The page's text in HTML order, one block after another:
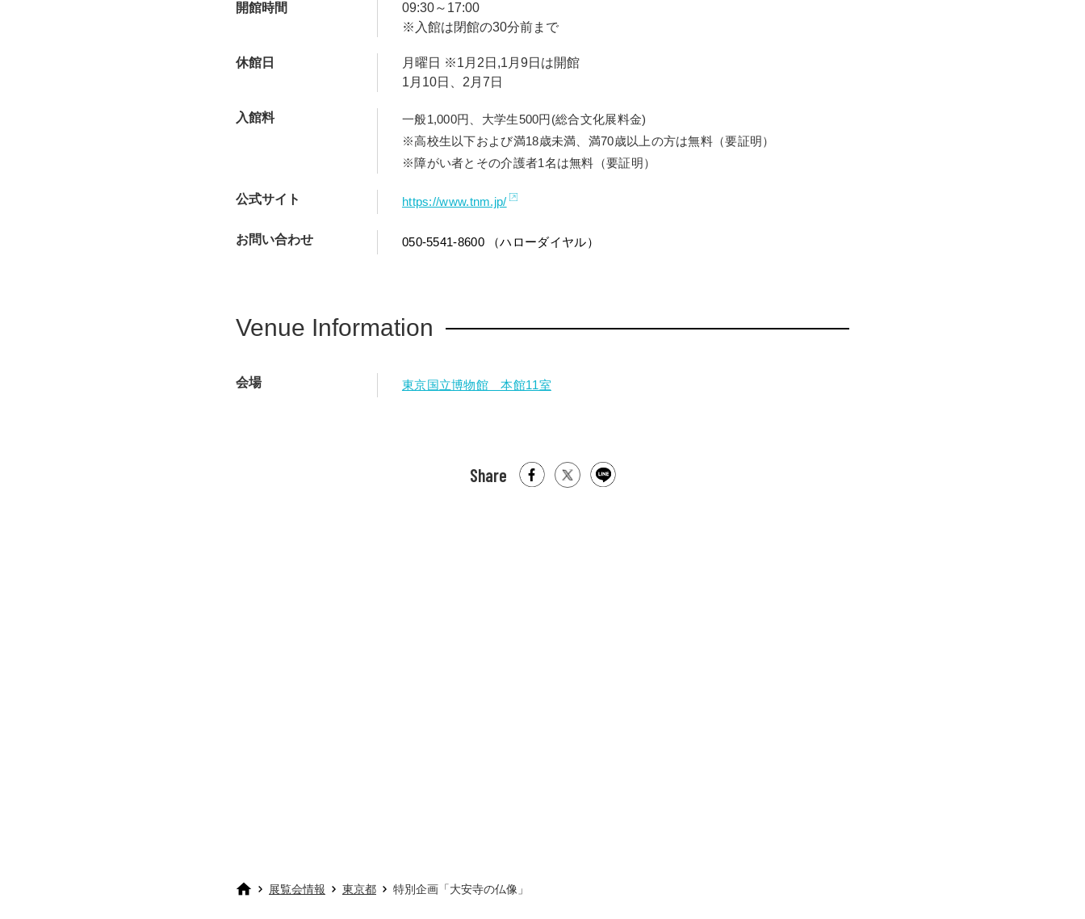
開館時間
09:30～17:00
※入館は閉館の30分前まで
休館日
月曜日 ※1月2日,1月9日は開館
1月10日、2月7日
入館料
一般1,000円、大学生500円(総合文化展料金)
※高校生以下および満18歳未満、満70歳以上の方は無料（要証明）
※障がい者とその介護者1名は無料（要証明）
公式サイト https://www.tnm.jp/
お問い合わせ 050-5541-8600 （ハローダイヤル）
Venue Information
会場 東京国立博物館 本館11室
Share
展覧会情報 東京都 特別企画「大安寺の仏像」